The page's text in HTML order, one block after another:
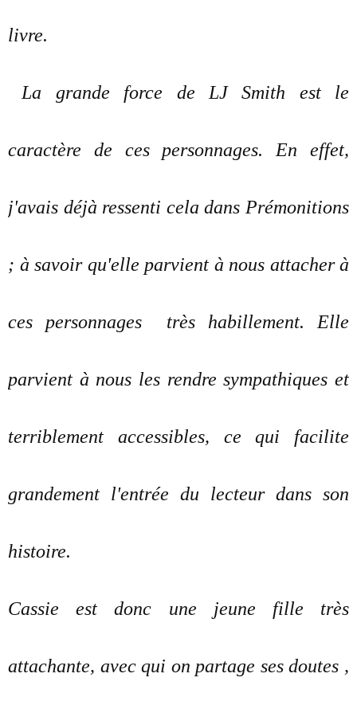
livre.
La grande force de LJ Smith est le
caractère de ces personnages. En effet,
j'avais déjà ressenti cela dans Prémonitions
; à savoir qu'elle parvient à nous attacher à
ces personnages très habillement. Elle
parvient à nous les rendre sympathiques et
terriblement accessibles, ce qui facilite
grandement l'entrée du lecteur dans son
histoire.
Cassie est donc une jeune fille très
attachante, avec qui on partage ses doutes ,